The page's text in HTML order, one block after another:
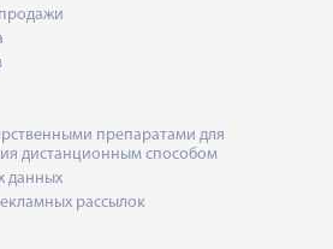
препаратами для
дистанционным способом
данных
рассылок